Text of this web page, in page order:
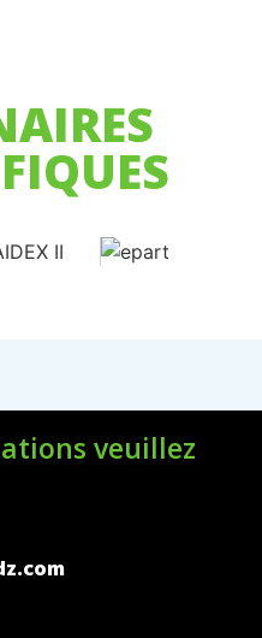
veuillez